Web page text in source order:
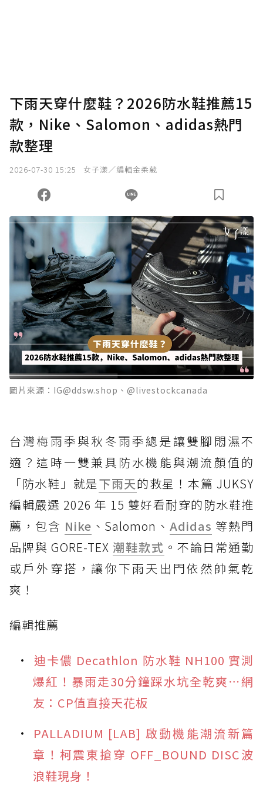
確認送出
您當前剩餘 U 利點數：0點；前往 購買點數
下雨天穿什麼鞋？2026防水鞋推薦15
款，Nike、Salomon、adidas熱門
款整理
2026-07-30 15:25 女子漾／編輯金柔葳
圖片來源：IG@ddsw.shop、@livestockcanada
台灣梅雨季與秋冬雨季總是讓雙腳悶濕不
適？這時一雙兼具防水機能與潮流顏值的
「防水鞋」就是下雨天的救星！本篇 JUKSY
編輯嚴選 2026 年 15 雙好看耐穿的防水鞋推
薦，包含 Nike 、Salomon、Adidas 等熱門
品牌與 GORE-TEX 潮鞋款式 。不論日常通勤
或戶外穿搭，讓你下雨天出門依然帥氣乾
爽！
編輯推薦
迪卡儂 Decathlon 防水鞋 NH100 實測
爆紅！暴雨走30分鐘踩水坑全乾爽⋯網
友：CP值直接天花板
PALLADIUM [LAB] 啟動機能潮流新篇
章！柯震東搶穿 OFF_BOUND DISC波
浪鞋現身！